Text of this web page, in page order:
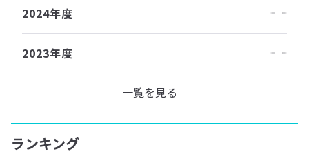
2024年度
2023年度
一覧を見る
ランキング